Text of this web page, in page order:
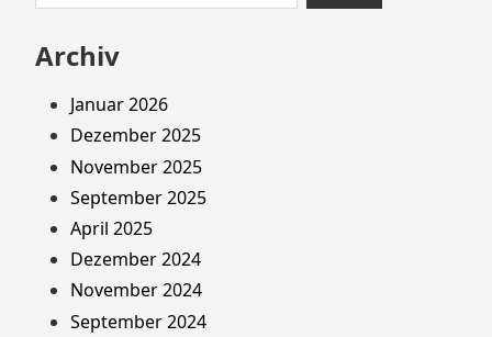
nach:
Archiv
Januar 2026
Dezember 2025
November 2025
September 2025
April 2025
Dezember 2024
November 2024
September 2024